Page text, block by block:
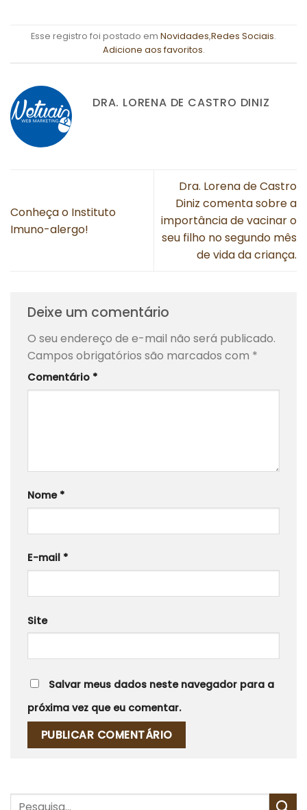
Esse registro foi postado em Novidades,Redes Sociais.
Adicione aos favoritos.
DRA. LORENA DE CASTRO DINIZ
Conheça o Instituto
Imuno-alergo!
Dra. Lorena de Castro
Diniz comenta sobre a
importância de vacinar o
seu filho no segundo mês
de vida da criança.
Deixe um comentário
O seu endereço de e-mail não será publicado.
Campos obrigatórios são marcados com *
Comentário *
Nome *
E-mail *
Site
Salvar meus dados neste navegador para a
próxima vez que eu comentar.